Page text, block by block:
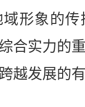
形象的
合实力的
越发展的